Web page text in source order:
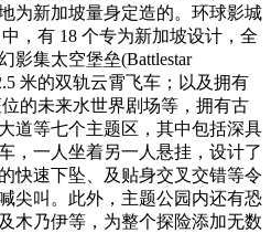
为新加坡量身定造的。环球影城
，有 18 个专为新加坡设计，全
影集太空堡垒(Battlestar
米的双轨云霄飞车；以及拥有
的未来水世界剧场等，拥有古
道等七个主题区，其中包括深具
，一人坐着另一人悬挂，设计了
快速下坠、及贴身交叉交错等令
尖叫。此外，主题公园内还有恐
木乃伊等，为整个探险添加无数